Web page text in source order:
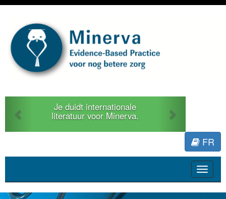
Je duidt internationale
literatuur voor Minerva.
Previous
FR
Toggle